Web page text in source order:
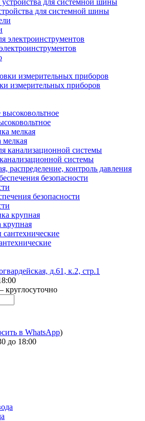
для системной шины
измерительных приборов
мелкая
системы
распределение, контроль давления
безопасности
крупная
д.61, к.2, стр.1
круглосуточно
в WhatsApp)
до 18:00